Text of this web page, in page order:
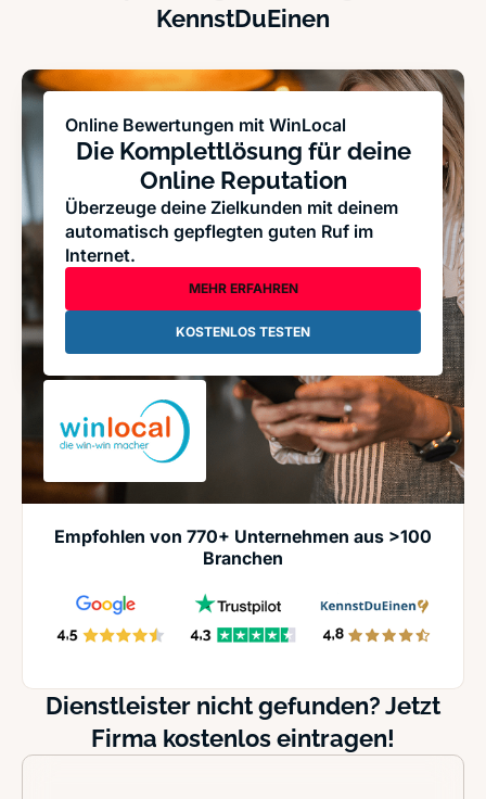
KennstDuEinen
Online Bewertungen mit WinLocal
Die Komplettlösung für deine
Online Reputation
Überzeuge deine Zielkunden mit deinem
automatisch gepflegten guten Ruf im
Internet.
MEHR ERFAHREN
KOSTENLOS TESTEN
Empfohlen von 770+ Unternehmen aus >100
Branchen
Dienstleister nicht gefunden? Jetzt
Firma kostenlos eintragen!